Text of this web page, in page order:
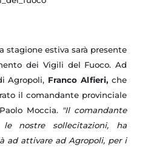
stagione estiva sarà presente
dei Vigili del Fuoco. Ad
Agropoli, Franco Alfieri, che
il comandante provinciale
Moccia. "Il comandante
le nostre sollecitazioni, ha
ad attivare ad Agropoli, per i